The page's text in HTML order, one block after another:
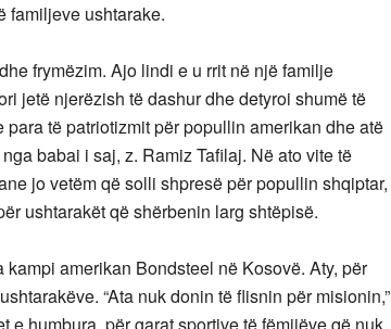
familjeve ushtarake.
frymëzim. Ajo lindi e u rrit në një familje
jetë njerëzish të dashur dhe detyroi shumë të
të patriotizmit për popullin amerikan dhe atë
babai i saj, z. Ramiz Tafilaj. Në ato vite të
jo vetëm që solli shpresë për popullin shqiptar,
ushtarakët që shërbenin larg shtëpisë.
amerikan Bondsteel në Kosovë. Aty, për
“Ata nuk donin të flisnin për misionin,”